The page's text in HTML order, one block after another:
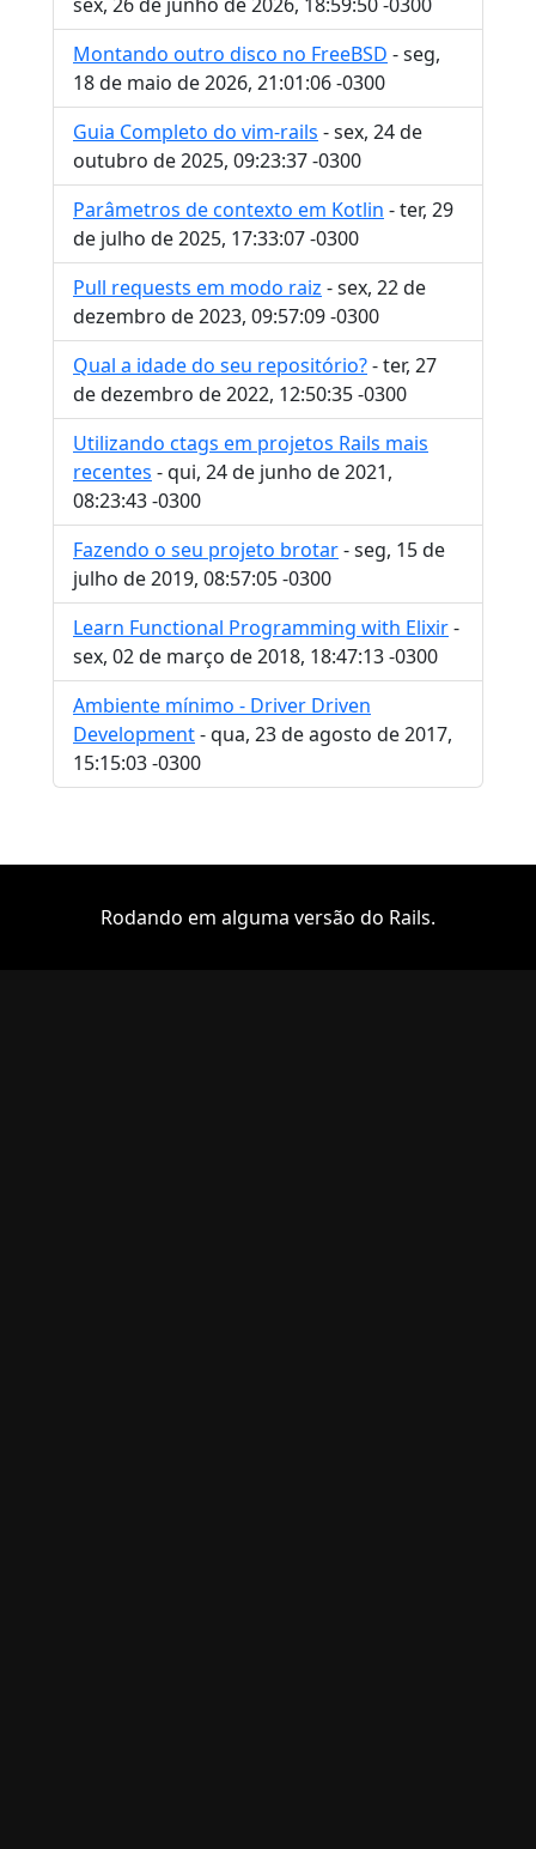
Montando outro disco no FreeBSD - seg,
18 de maio de 2026, 21:01:06 -0300
Guia Completo do vim-rails - sex, 24 de
outubro de 2025, 09:23:37 -0300
Parâmetros de contexto em Kotlin - ter, 29
de julho de 2025, 17:33:07 -0300
Pull requests em modo raiz - sex, 22 de
dezembro de 2023, 09:57:09 -0300
Qual a idade do seu repositório?- ter, 27
de dezembro de 2022, 12:50:35 -0300
Utilizando ctags em projetos Rails mais
recentes - qui, 24 de junho de 2021,
08:23:43 -0300
Fazendo o seu projeto brotar- seg, 15 de
julho de 2019, 08:57:05 -0300
Learn Functional Programming with Elixir-
sex, 02 de março de 2018, 18:47:13 -0300
Ambiente mínimo - Driver Driven
Development- qua, 23 de agosto de 2017,
15:15:03 -0300
Rodando em alguma versão do Rails.